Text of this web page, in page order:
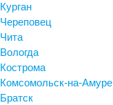
Курган
Череповец
Чита
Вологда
Кострома
Комсомольск-на-Амуре
Братск